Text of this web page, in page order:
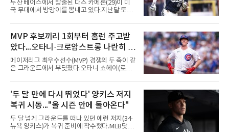
치 보호대에 맞거나 변화구에 발이 스치는 수준
이어서 치명적이지는 않았다.분위기는 그다음에
리를 맞혔다. 토레스와 시애틀 포수 칼 롤리가 말
을 주고받자 AJ 힌치 디
두산 베어스에서 방출된 다즈 카메론(29)이 미
국 무대에서 방망이를 뽐내고 있다.지난달 토론
론은 루키리그 2경기를 거쳐 트리플A 버펄로 바
이슨스로 승격한 뒤 연일 뜨거운 타격감을 보이
고 있다.수치가 압도적이다. 트리플A 15경기에
서 타율 0.407(54타수 22안타), 2홈런, 10타점,
8도루를 기록 중이며 OPS는 1.151에 이른다.
15경기 중 14경기에서 안타를 만들었고 최근 7
경기 연속 안타도 이어갔다.6일(한국시간) 노퍽
을 놓았고, 버펄로는 이 회에만 5점을 뽑아 7-6
역전승을 거뒀다.한국에서의 성적도
MVP 후보끼리 1회부터 홈런 주고받
았다...오타니·크로암스트롱 나란히 홈
런 맞불
메이저리그 최우수선수(MVP) 경쟁의 두 축이 같
은 그라운드에서 부딪쳤다.오타니 쇼헤이(로스
컵스)은 6일(한국시간) 미국 시카고 리글리필드
에서 나란히 홈런 두 방씩을 주고받았다.첫 회부
터 불이 붙었다. 1회초 선두타자 오타니가 컵스
선발 이마나가 쇼타를 상대로 우월 솔로 홈런을
뽑자, 1회말 크로암스트롱이 다저스 선발 에릭
라워를 상대로 중월 솔로 홈런으로 응수했다. 최
근 50년간 리글리필드에서 1회 양 팀 선두타자
'두 달 만에 다시 뛰었다' 양키스 저지
복귀 시동..."올 시즌 안에 돌아온다"
두 달 넘게 그라운드를 떠나 있던 에런 저지(34·
뉴욕 양키스)가 복귀 준비에 착수했다.MLB닷컴